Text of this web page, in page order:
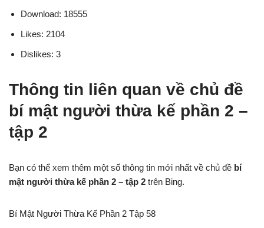
Download: 18555
Likes: 2104
Dislikes: 3
Thông tin liên quan về chủ đề
bí mật người thừa kế phần 2 –
tập 2
Bạn có thể xem thêm một số thông tin mới nhất về chủ đề bí
mật người thừa kế phần 2 – tập 2 trên Bing.
Bí Mật Người Thừa Kế Phần 2 Tập 58